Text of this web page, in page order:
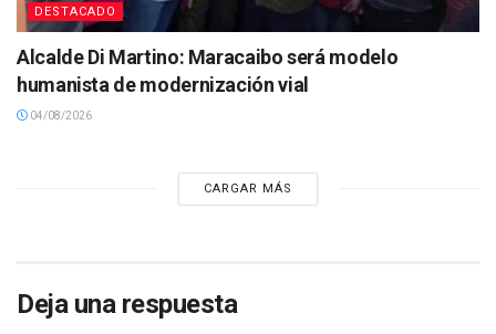
DESTACADO
Alcalde Di Martino: Maracaibo será modelo
humanista de modernización vial
04/08/2026
CARGAR MÁS
Deja una respuesta